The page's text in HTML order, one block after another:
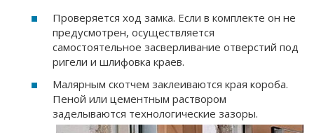
Проверяется ход замка. Если в комплекте он не
предусмотрен, осуществляется
самостоятельное засверливание отверстий под
ригели и шлифовка краев.
Малярным скотчем заклеиваются края короба.
Пеной или цементным раствором
заделываются технологические зазоры.